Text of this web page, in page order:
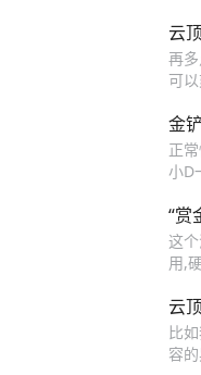
云
再
可
金
正
小D
“赏
这
用,
云
比
容